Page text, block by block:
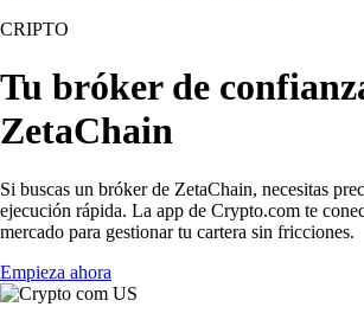
CRIPTO
Tu bróker de
ZetaChain
Si buscas un bróker de ZetaChain, necesitas
ejecución rápida. La app de Crypto.com te
mercado para gestionar tu cartera sin fricciones.
Empieza ahora